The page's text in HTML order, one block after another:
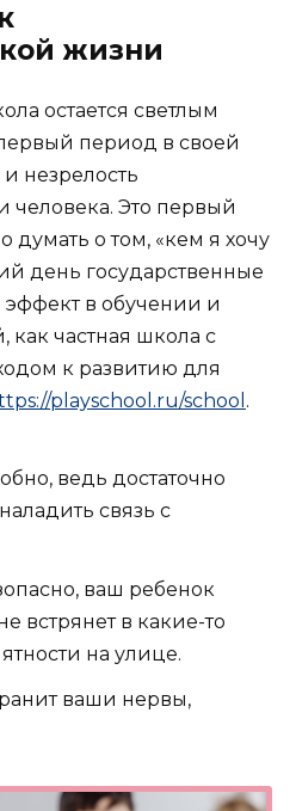
жизни
остается светлым
период в своей
незрелость
человека. Это первый
думать о том, «кем я хочу
день государственные
в обучении и
как частная школа с
к развитию для
playschool.ru/school .
ведь достаточно
связь с
ваш ребенок
встрянет в какие-то
на улице.
ваши нервы,